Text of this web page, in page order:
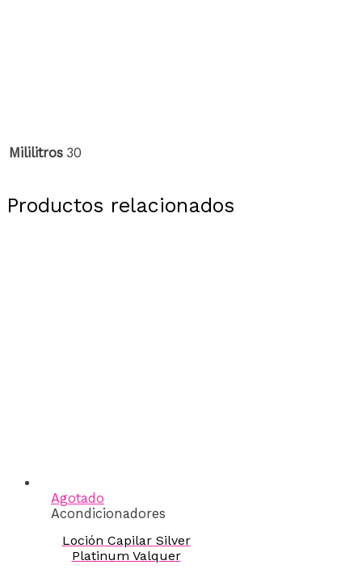
Mililitros 30
Productos relacionados
Agotado
Acondicionadores
Loción Capilar Silver
Platinum Valquer